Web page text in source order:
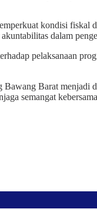
kondisi fiskal
dalam
pelaksanaan
Barat menjadi
semangat